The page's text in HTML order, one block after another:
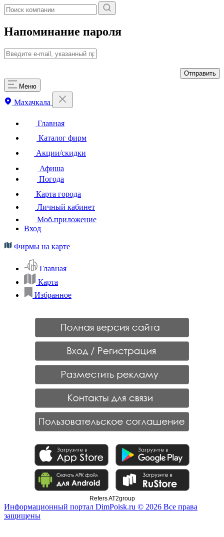
Напоминание пароля
Меню
Махачкала
Главная
Каталог фирм
Акции/скидки
Афиша
Погода
Карта города
Личный кабинет
Моб.приложение
Вход
Фирмы на карте
Главная
Карта
Избранное
Refers AT2group
Информационный портал DimPoisk.ru © 2026 Все права
защищены